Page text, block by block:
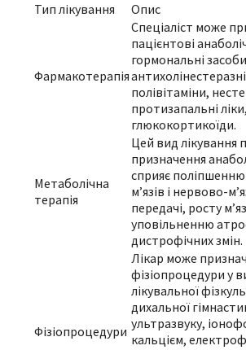
Тип лікування
Опис
Фармакотерапія
Спеціаліст може
пацієнтові
гормональні
полівітаміни,
протизапальні
глюкокортикоїди.
Метаболічна
терапія
Цей вид лікування
призначення
сприяє
м’язів і нервово-
передачі, росту
уповільненню
дистрофічних змін.
Фізіопроцедури
Лікар може
фізіопроцедури у
лікувальної
дихальної
ультразвуку,
кальцієм,